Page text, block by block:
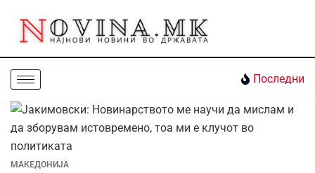
Последни
МАКЕДОНИЈА